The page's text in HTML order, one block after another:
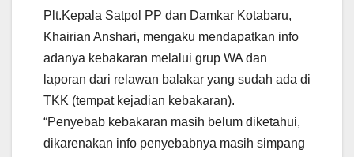
Plt.Kepala Satpol PP dan Damkar Kotabaru,
Khairian Anshari, mengaku mendapatkan info
adanya kebakaran melalui grup WA dan
laporan dari relawan balakar yang sudah ada di
TKK (tempat kejadian kebakaran).
“Penyebab kebakaran masih belum diketahui,
dikarenakan info penyebabnya masih simpang